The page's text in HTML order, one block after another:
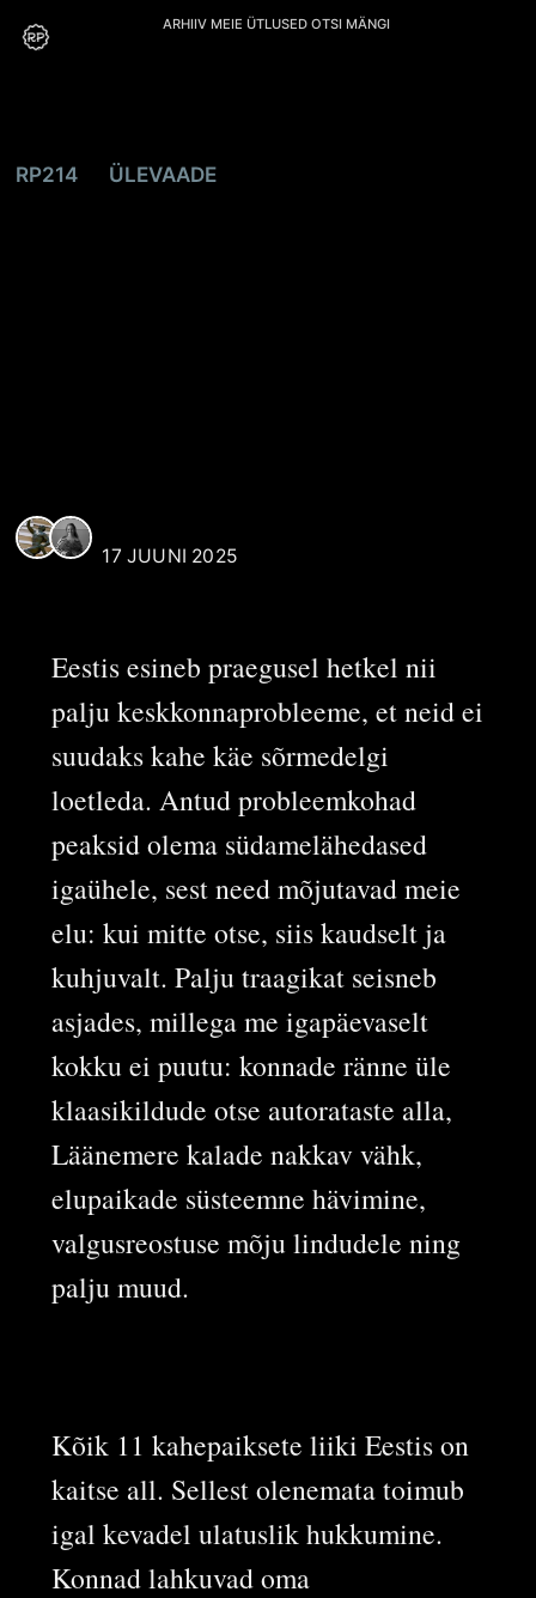
ARHIIV MEIE ÜTLUSED OTSI MÄNGI
RP214 ÜLEVAADE
17 JUUNI 2025
Eestis esineb praegusel hetkel nii
palju keskkonnaprobleeme, et neid ei
suudaks kahe käe sõrmedelgi
loetleda. Antud probleemkohad
peaksid olema südamelähedased
igaühele, sest need mõjutavad meie
elu: kui mitte otse, siis kaudselt ja
kuhjuvalt. Palju traagikat seisneb
asjades, millega me igapäevaselt
kokku ei puutu: konnade ränne üle
klaasikildude otse autorataste alla,
Läänemere kalade nakkav vähk,
elupaikade süsteemne hävimine,
valgusreostuse mõju lindudele ning
palju muud.
Kõik 11 kahepaiksete liiki Eestis on
kaitse all. Sellest olenemata toimub
igal kevadel ulatuslik hukkumine.
Konnad lahkuvad oma